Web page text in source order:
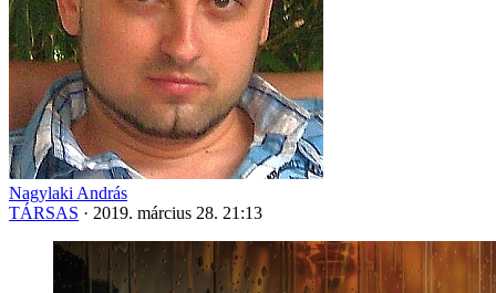
Nagylaki András
TÁRSAS · 2019. március 28. 21:13